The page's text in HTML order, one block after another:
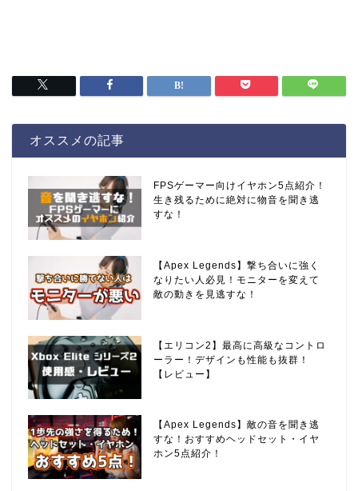
オススメの記事
FPSゲーマー向けイヤホン5点紹介！
生き残るために絶対に物音を聞き逃
すな！
【Apex Legends】撃ち合いに強く
なりたい人必見！モニターを変えて
敵の動きを見逃すな！
【エリコン2】最高に高級なコントロ
ーラー！デザインも性能も抜群！
【レビュー】
【Apex Legends】敵の音を聞き逃
すな！おすすめヘッドセット・イヤ
ホン5点紹介！